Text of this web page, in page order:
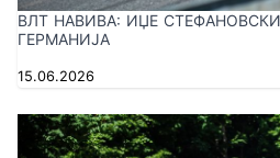
ВЛТ НАВИВА: ИЏЕ
ГЕРМАНИЈА
15.06.2026